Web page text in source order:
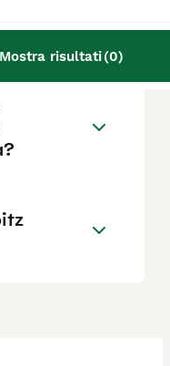
Mostra risultati(0)